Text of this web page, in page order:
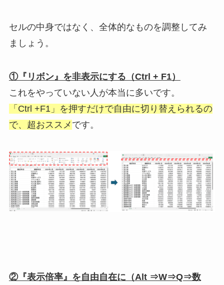
セルの中身ではなく、全体的なものを調整してみ
ましょう。
①『リボン』を非表示にする（Ctrl + F1）
これをやっていない人が本当に多いです。
「Ctrl +F1」を押すだけで自由に切り替えられるの
で、超おススメ です。
②『表示倍率』を自由自在に（Alt ⇒W⇒Q⇒数